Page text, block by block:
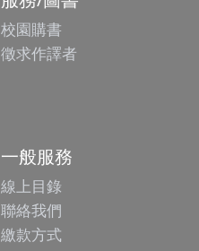
校園購書
徵求作譯者
一般服務
線上目錄
聯絡我們
繳款方式